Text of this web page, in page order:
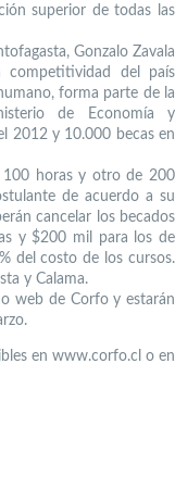
superior de todas las
Gonzalo Zavala
competitividad del país
forma parte de la
de Economía y
2012 y 10.000 becas en
100 horas y otro de 200
de acuerdo a su
cancelar los becados
y $200 mil para los de
del costo de los cursos.
y Calama.
web de Corfo y estarán
en www.corfo.cl o en